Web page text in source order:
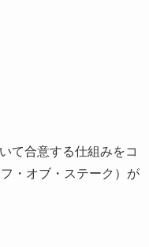
て合意する仕組みをコ
・オブ・ステーク）が